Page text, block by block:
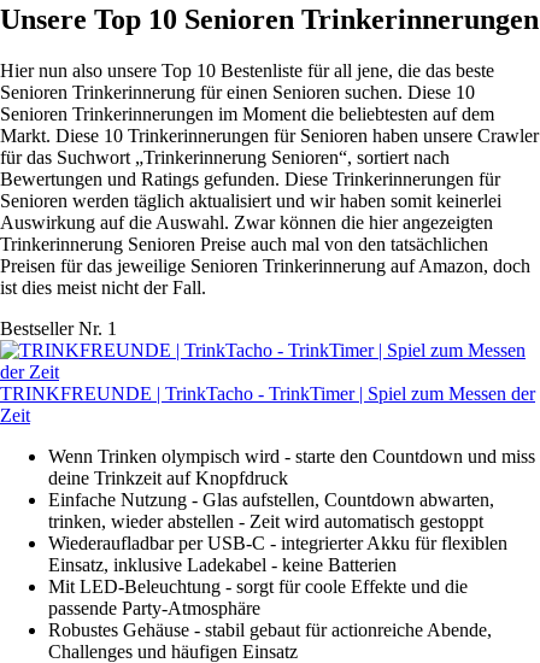
Unsere Top 10 Senioren Trinkerinnerungen
Hier nun also unsere Top 10 Bestenliste für all jene, die das beste
Senioren Trinkerinnerung für einen Senioren suchen. Diese 10
Senioren Trinkerinnerungen im Moment die beliebtesten auf dem
Markt. Diese 10 Trinkerinnerungen für Senioren haben unsere Crawler
für das Suchwort „Trinkerinnerung Senioren“, sortiert nach
Bewertungen und Ratings gefunden. Diese Trinkerinnerungen für
Senioren werden täglich aktualisiert und wir haben somit keinerlei
Auswirkung auf die Auswahl. Zwar können die hier angezeigten
Trinkerinnerung Senioren Preise auch mal von den tatsächlichen
Preisen für das jeweilige Senioren Trinkerinnerung auf Amazon, doch
ist dies meist nicht der Fall.
Bestseller Nr. 1
TRINKFREUNDE | TrinkTacho - TrinkTimer | Spiel zum Messen der
Zeit
Wenn Trinken olympisch wird - starte den Countdown und miss
deine Trinkzeit auf Knopfdruck
Einfache Nutzung - Glas aufstellen, Countdown abwarten,
trinken, wieder abstellen - Zeit wird automatisch gestoppt
Wiederaufladbar per USB-C - integrierter Akku für flexiblen
Einsatz, inklusive Ladekabel - keine Batterien
Mit LED-Beleuchtung - sorgt für coole Effekte und die
passende Party-Atmosphäre
Robustes Gehäuse - stabil gebaut für actionreiche Abende,
Challenges und häufigen Einsatz